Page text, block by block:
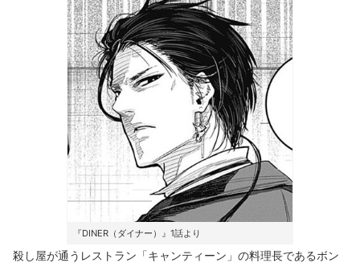
『DINER（ダイナー）』1話より
殺し屋が通うレストラン「キャンティーン」の料理長であるボン